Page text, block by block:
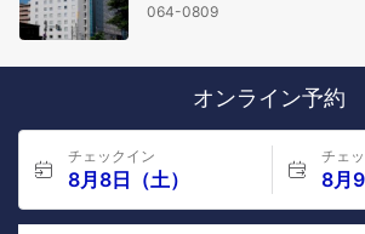
064-0809
オンライン予約
チェックイン
8月8日（土）
チェ
8月9